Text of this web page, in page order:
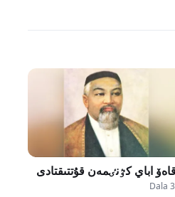
اباي كٷنٸمەن قۇتتىقتادى
Dala